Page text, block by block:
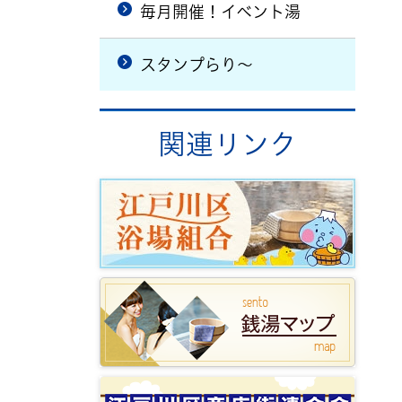
毎月開催！イベント湯
スタンプらり～
関連リンク